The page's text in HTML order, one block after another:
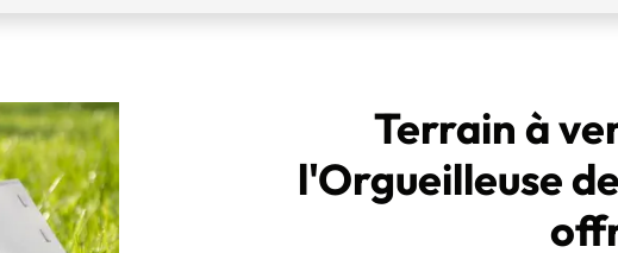
Terrain à
l'Orgueilleuse